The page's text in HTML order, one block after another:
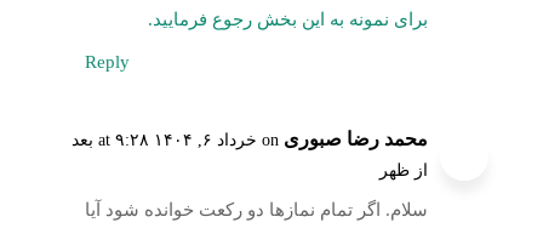
برای نمونه به این بخش رجوع فرمایید.
Reply
محمد رضا صبوری
on خرداد ۶, ۱۴۰۴ at ۹:۲۸ بعد
از ظهر
سلام. اگر تمام نمازها دو رکعت خوانده شود آیا